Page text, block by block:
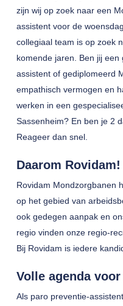
zijn wij op zoek naar een
assistent voor de
collegiaal team is op zoek
komende jaren. Ben jij
assistent of gediplomeerd
empathisch vermogen en
werken in een
Sassenheim? En ben je 2
Reageer dan snel.
Daarom Rovidam!
Rovidam Mondzorgbanen
op het gebied van
ook gedegen aanpak en
regio vinden onze regio-
Bij Rovidam is iedere
Volle agenda
Als paro preventie-